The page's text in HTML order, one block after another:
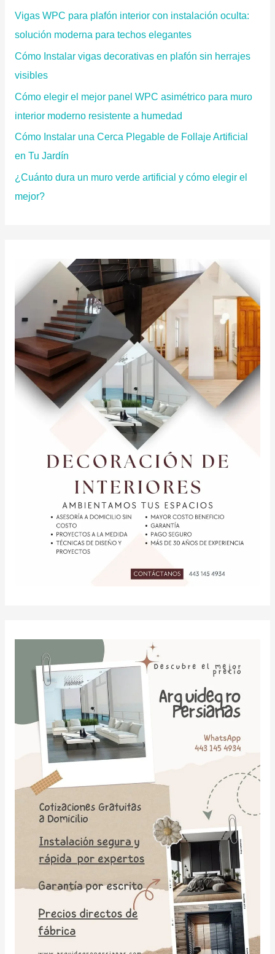
p
o
r
Vigas WPC para plafón interior con instalación oculta:
solución moderna para techos elegantes
Cómo Instalar vigas decorativas en plafón sin herrajes
visibles
Cómo elegir el mejor panel WPC asimétrico para muro
interior moderno resistente a humedad
Cómo Instalar una Cerca Plegable de Follaje Artificial
en Tu Jardín
¿Cuánto dura un muro verde artificial y cómo elegir el
mejor?